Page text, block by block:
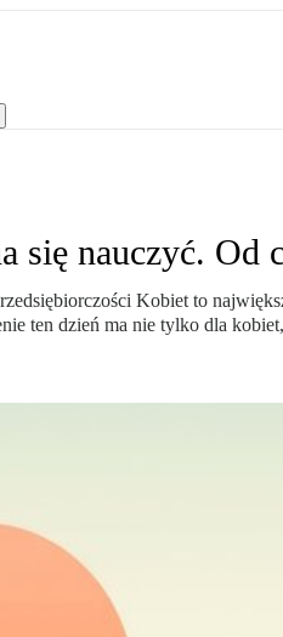
się nauczyć. Od
Kobiet to
ten dzień ma nie tylko dla kobiet,